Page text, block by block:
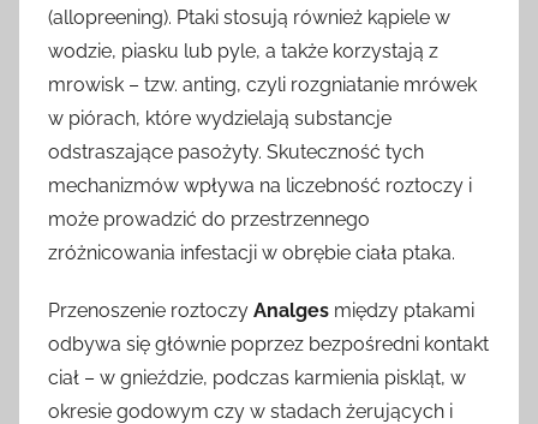
(allopreening). Ptaki stosują również kąpiele w
wodzie, piasku lub pyle, a także korzystają z
mrowisk – tzw. anting, czyli rozgniatanie mrówek
w piórach, które wydzielają substancje
odstraszające pasożyty. Skuteczność tych
mechanizmów wpływa na liczebność roztoczy i
może prowadzić do przestrzennego
zróżnicowania infestacji w obrębie ciała ptaka.
Przenoszenie roztoczy Analges między ptakami
odbywa się głównie poprzez bezpośredni kontakt
ciał – w gnieździe, podczas karmienia piskląt, w
okresie godowym czy w stadach żerujących i